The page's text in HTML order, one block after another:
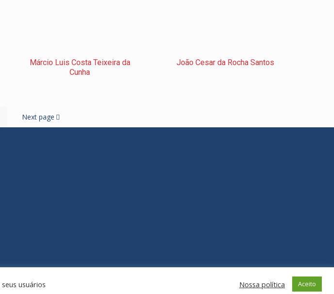
Márcio Luis Costa Teixeira da
Cunha
João Cesar da Rocha Santos
Next page
usuários Nossa política Aceito